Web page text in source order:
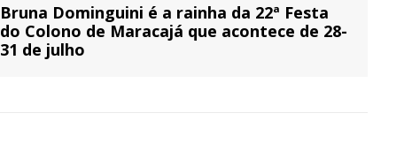
Bruna Dominguini é a rainha da 22ª Festa
do Colono de Maracajá que acontece de 28-
31 de julho